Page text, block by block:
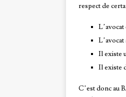
respect de
Il existe
Il existe
C’est donc au